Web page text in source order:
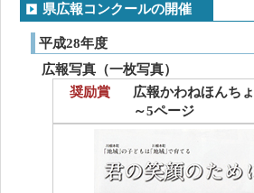
県広報コンクールの開催
平成28年度
広報写真（一枚写真）
奨励賞
広報かわねほん
～5ページ